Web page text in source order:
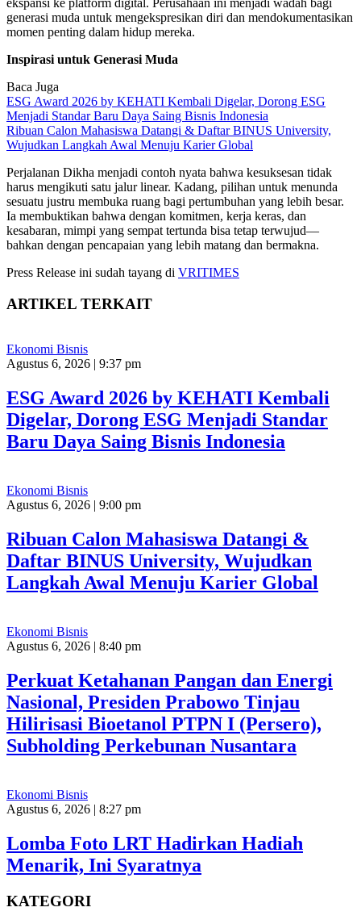
generasi muda untuk mengekspresikan diri dan mendokumentasikan
momen penting dalam hidup mereka.
Inspirasi untuk Generasi Muda
Baca Juga
ESG Award 2026 by KEHATI Kembali Digelar, Dorong ESG
Menjadi Standar Baru Daya Saing Bisnis Indonesia
Ribuan Calon Mahasiswa Datangi & Daftar BINUS University,
Wujudkan Langkah Awal Menuju Karier Global
Perjalanan Dikha menjadi contoh nyata bahwa kesuksesan tidak
harus mengikuti satu jalur linear. Kadang, pilihan untuk menunda
sesuatu justru membuka ruang bagi pertumbuhan yang lebih besar.
Ia membuktikan bahwa dengan komitmen, kerja keras, dan
kesabaran, mimpi yang sempat tertunda bisa tetap terwujud—
bahkan dengan pencapaian yang lebih matang dan bermakna.
Press Release ini sudah tayang di VRITIMES
ARTIKEL TERKAIT
Ekonomi Bisnis
Agustus 6, 2026 | 9:37 pm
ESG Award 2026 by KEHATI Kembali
Digelar, Dorong ESG Menjadi Standar
Baru Daya Saing Bisnis Indonesia
Ekonomi Bisnis
Agustus 6, 2026 | 9:00 pm
Ribuan Calon Mahasiswa Datangi &
Daftar BINUS University, Wujudkan
Langkah Awal Menuju Karier Global
Ekonomi Bisnis
Agustus 6, 2026 | 8:40 pm
Perkuat Ketahanan Pangan dan Energi
Nasional, Presiden Prabowo Tinjau
Hilirisasi Bioetanol PTPN I (Persero),
Subholding Perkebunan Nusantara
Ekonomi Bisnis
Agustus 6, 2026 | 8:27 pm
Lomba Foto LRT Hadirkan Hadiah
Menarik, Ini Syaratnya
KATEGORI